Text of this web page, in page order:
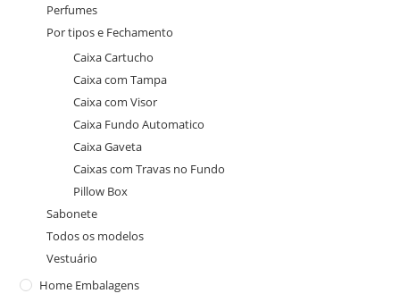
Perfumes
Por tipos e Fechamento
Caixa Cartucho
Caixa com Tampa
Caixa com Visor
Caixa Fundo Automatico
Caixa Gaveta
Caixas com Travas no Fundo
Pillow Box
Sabonete
Todos os modelos
Vestuário
Home Embalagens